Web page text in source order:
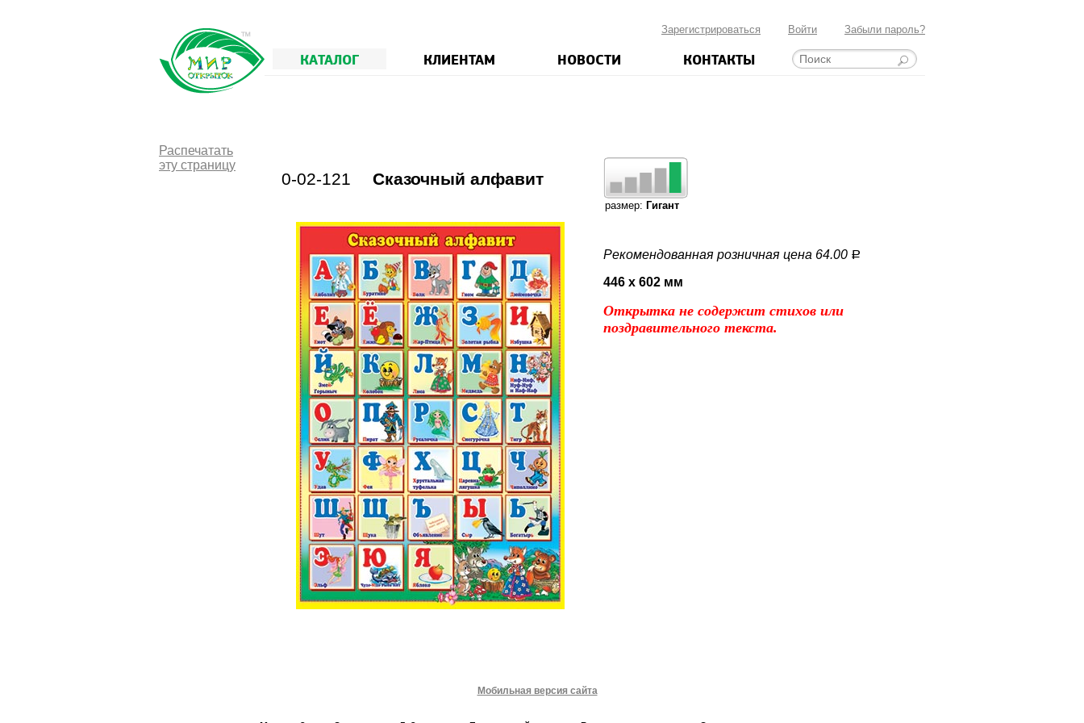
Зарегистрироваться Войти Забыли пароль?
КАТАЛОГ КЛИЕНТАМ НОВОСТИ КОНТАКТЫ
Распечатать
эту страницу
0-02-121 Сказочный алфавит
размер: Гигант
Рекомендованная розничная цена 64.00 a
446 x 602 мм
Открытка не содержит стихов или
поздравительного текста.
Мобильная версия сайта